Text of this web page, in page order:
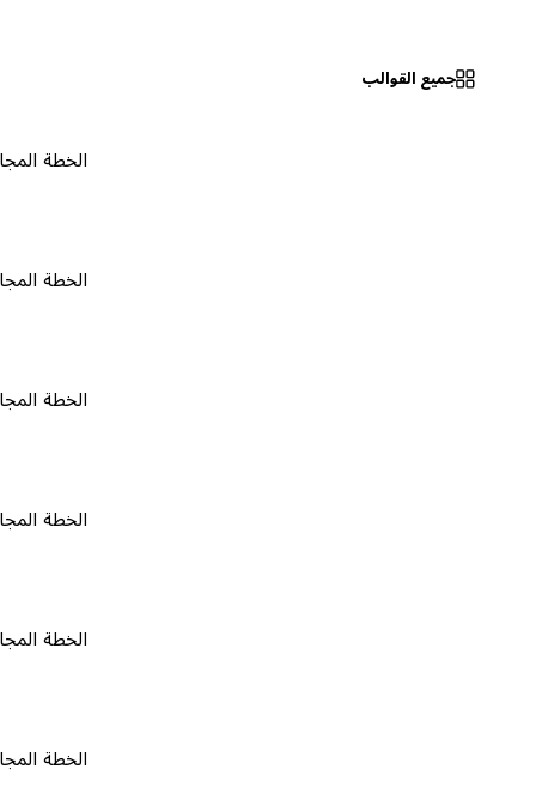
جميع القوالب
الخطة المجانية ٠
الخطة المجانية ٠
الخطة المجانية ٠
الخطة المجانية ٠
الخطة المجانية ٠
الخطة المجانية ٠